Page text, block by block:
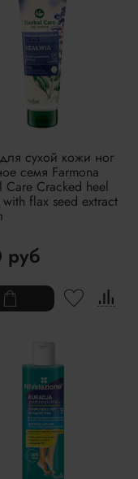
сухой кожи ног
семя Farmona
Care Cracked heel
flax seed extract
руб